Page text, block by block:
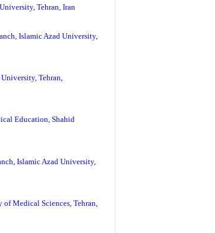
Tehran, Iran
Islamic Azad University,
Tehran,
Education, Shahid
Islamic Azad University,
of Medical Sciences, Tehran,